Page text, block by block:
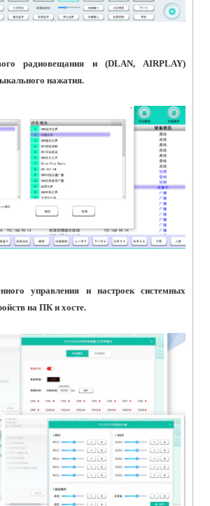
радиовещания и (DLAN, AIRPLAY)
нажатия.
управления и настроек системных
на ПК и хосте.